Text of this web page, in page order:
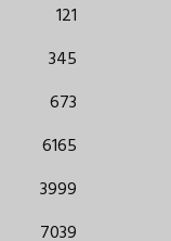
121
345
673
6165
3999
7039